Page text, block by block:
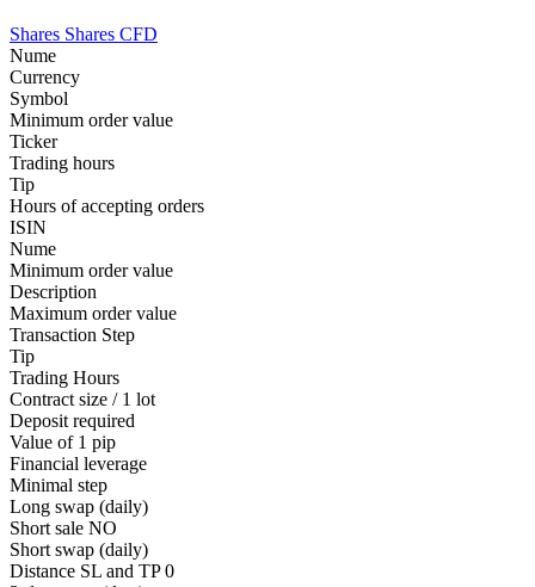
Shares Shares CFD
Nume
Currency
Symbol
Minimum order value
Ticker
Trading hours
Tip
Hours of accepting orders
ISIN
Nume
Minimum order value
Description
Maximum order value
Transaction Step
Tip
Trading Hours
Contract size / 1 lot
Deposit required
Value of 1 pip
Financial leverage
Minimal step
Long swap (daily)
Short sale NO
Short swap (daily)
Distance SL and TP 0